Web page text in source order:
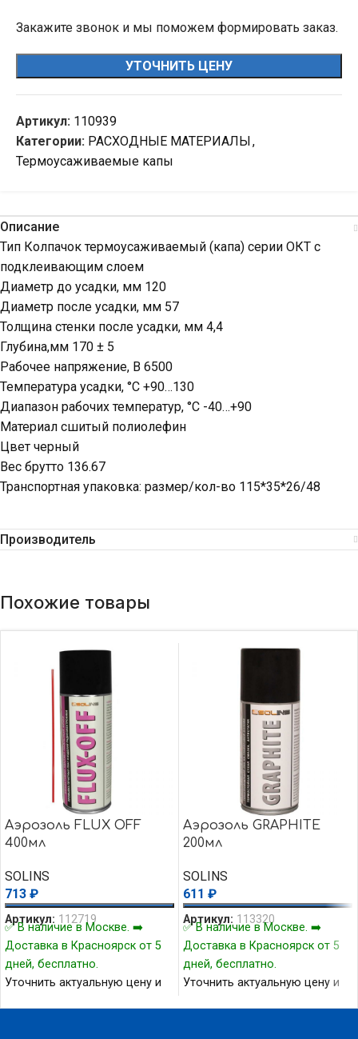
Закажите звонок и мы поможем формировать заказ.
УТОЧНИТЬ ЦЕНУ
Артикул: 110939
Категории: РАСХОДНЫЕ МАТЕРИАЛЫ,
Термоусаживаемые капы
Описание
Тип Колпачок термоусаживаемый (капа) серии ОКТ с
подклеивающим слоем
Диаметр до усадки, мм 120
Диаметр после усадки, мм 57
Толщина стенки после усадки, мм 4,4
Глубина,мм 170 ± 5
Рабочее напряжение, В 6500
Температура усадки, °C +90…130
Диапазон рабочих температур, °C -40…+90
Материал сшитый полиолефин
Цвет черный
Вес брутто 136.67
Транспортная упаковка: размер/кол-во 115*35*26/48
Производитель
Похожие товары
Аэрозоль FLUX OFF
400мл
SOLINS
713 ₽
Артикул: 112719
✅ В наличие в Москве. ➡️
Доставка в Красноярск от 5
дней, бесплатно.
Уточнить актуальную цену и
Аэрозоль GRAPHITE
200мл
SOLINS
611 ₽
Артикул: 113320
✅ В наличие в Москве. ➡️
Доставка в Красноярск от 5
дней, бесплатно.
Уточнить актуальную цену и